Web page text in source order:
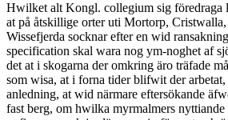
Hwilket alt Kongl. collegium sig föredraga
at på åtskillige orter uti Mortorp,
Wissefjerda socknar efter en wid
specification skal wara nog ym-noghet af
det at i skogarna der omkring äro träfade
som wisa, at i forna tider blifwit der
anledning, at wid närmare eftersökande
fast berg, om hwilka myrmalmers nyttiande